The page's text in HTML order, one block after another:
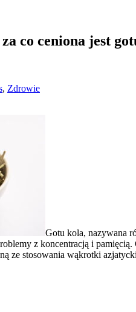
co ceniona jest
, Zdrowie
Gotu kola, nazywana
z koncentracją i
ze stosowania wąkrotki